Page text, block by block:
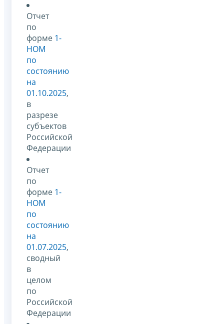
Отчет
по
форме 1-
НОМ
по
состоянию
на
01.10.2025,
в
разрезе
субъектов
Российской
Федерации
Отчет
по
форме 1-
НОМ
по
состоянию
на
01.07.2025,
сводный
в
целом
по
Российской
Федерации